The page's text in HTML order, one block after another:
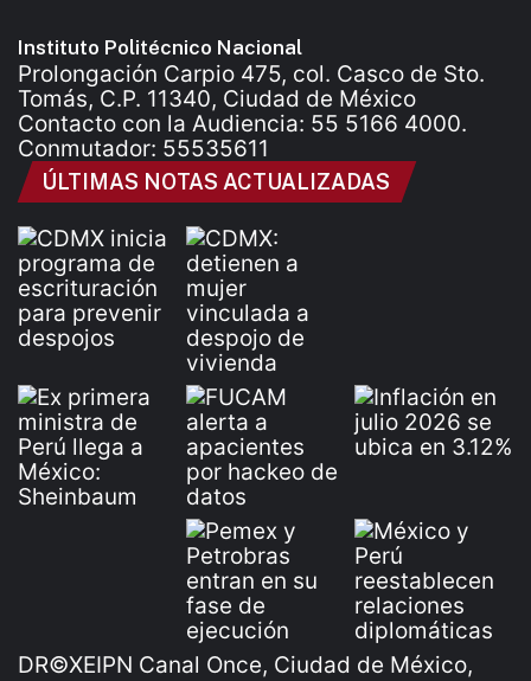
Instituto Politécnico Nacional
Prolongación Carpio 475, col. Casco de Sto.
Tomás, C.P. 11340, Ciudad de México
Contacto con la Audiencia: 55 5166 4000.
Conmutador: 55535611
ÚLTIMAS NOTAS ACTUALIZADAS
DR©XEIPN Canal Once, Ciudad de México,